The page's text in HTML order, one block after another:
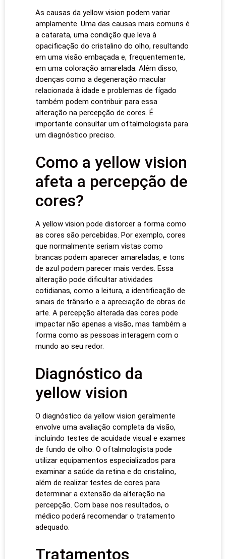
As causas da yellow vision podem variar
amplamente. Uma das causas mais comuns é
a catarata, uma condição que leva à
opacificação do cristalino do olho, resultando
em uma visão embaçada e, frequentemente,
em uma coloração amarelada. Além disso,
doenças como a degeneração macular
relacionada à idade e problemas de fígado
também podem contribuir para essa
alteração na percepção de cores. É
importante consultar um oftalmologista para
um diagnóstico preciso.
Como a yellow vision
afeta a percepção de
cores?
A yellow vision pode distorcer a forma como
as cores são percebidas. Por exemplo, cores
que normalmente seriam vistas como
brancas podem aparecer amareladas, e tons
de azul podem parecer mais verdes. Essa
alteração pode dificultar atividades
cotidianas, como a leitura, a identificação de
sinais de trânsito e a apreciação de obras de
arte. A percepção alterada das cores pode
impactar não apenas a visão, mas também a
forma como as pessoas interagem com o
mundo ao seu redor.
Diagnóstico da
yellow vision
O diagnóstico da yellow vision geralmente
envolve uma avaliação completa da visão,
incluindo testes de acuidade visual e exames
de fundo de olho. O oftalmologista pode
utilizar equipamentos especializados para
examinar a saúde da retina e do cristalino,
além de realizar testes de cores para
determinar a extensão da alteração na
percepção. Com base nos resultados, o
médico poderá recomendar o tratamento
adequado.
Tratamentos